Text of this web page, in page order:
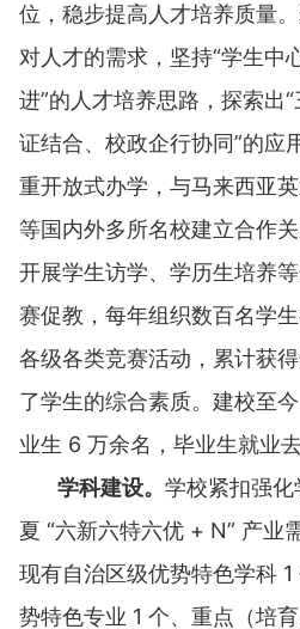
位，稳步提高人才培养质量
对人才的需求，坚持“学生中
进”的人才培养思路，探索出
证结合、校政企行协同”的应
重开放式办学，与马来西亚
等国内外多所名校建立合作
开展学生访学、学历生培养
赛促教，每年组织数百名学
各级各类竞赛活动，累计获
了学生的综合素质。建校至
业生 6 万余名，毕业生就业
学科建设。 学校紧扣强
夏 “六新六特六优 + N” 产业
现有自治区级优势特色学科
势特色专业 1 个、重点（培